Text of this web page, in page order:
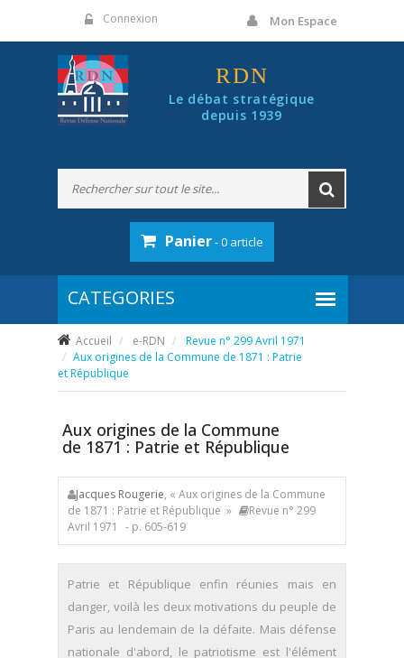
Connexion Mon Espace
RDN
Le débat stratégique
depuis 1939
Panier- 0 article
Accueil e-RDN
Revue n° 299 Avril 1971
Aux origines de la Commune de 1871 : Patrie
et République
Aux origines de la Commune
de 1871 : Patrie et République
Jacques Rougerie, « Aux origines de la Commune
de 1871 : Patrie et République »
Revue n° 299
Avril 1971
- p. 605-619
Patrie et République enfin réunies mais en
danger, voilà les deux motivations du peuple de
Paris au lendemain de la défaite. Mais défense
nationale d'abord, le patriotisme est l'élément